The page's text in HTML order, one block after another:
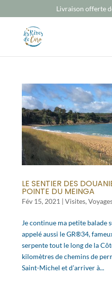
Livraison offerte
LE SENTIER DES
POINTE DU MEINGA
Fév 15, 2021 | Visites,
Je continue ma petite balade
appelé aussi le GR®34,
serpente tout le long de la
kilomètres de chemins de
Saint-Michel et d’arriver à...